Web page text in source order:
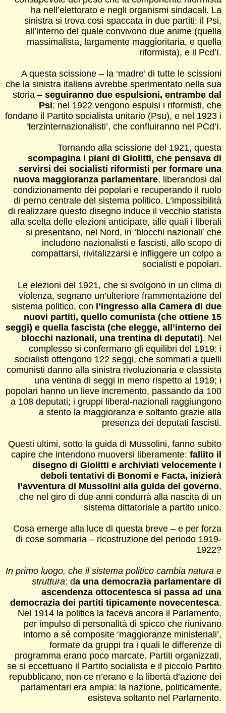
ha nell’elettorato e negli organismi sindacali. La
sinistra si trova così spaccata in due partiti: il Psi,
all’interno del quale convivono due anime (quella
massimalista, largamente maggioritaria, e quella
riformista), e il Pcd’I.
A questa scissione – la ‘madre’ di tutte le scissioni
che la sinistra italiana avrebbe sperimentato nella sua
storia –seguiranno due espulsioni, entrambe dal
Psi: nel 1922 vengono espulsi i riformisti, che
fondano il Partito socialista unitario (Psu), e nel 1923 i
‘terzinternazionalisti’, che confluiranno nel PCd’I.
Tornando alla scissione del 1921, questa
scompagina i piani di Giolitti, che pensava di
servirsi dei socialisti riformisti per formare una
nuova maggioranza parlamentare, liberandosi dal
condizionamento dei popolari e recuperando il ruolo
di perno centrale del sistema politico. L’impossibilità
di realizzare questo disegno induce il vecchio statista
alla scelta delle elezioni anticipate, alle quali i liberali
si presentano, nel Nord, in ‘blocchi nazionali’ che
includono nazionalisti e fascisti, allo scopo di
compattarsi, rivitalizzarsi e infliggere un colpo a
socialisti e popolari.
Le elezioni del 1921, che si svolgono in un clima di
violenza, segnano un’ulteriore frammentazione del
sistema politico, con l’ingresso alla Camera di due
nuovi partiti, quello comunista (che ottiene 15
seggi) e quella fascista (che elegge, all’interno dei
blocchi nazionali, una trentina di deputati). Nel
complesso si confermano gli equilibri del 1919: i
socialisti ottengono 122 seggi, che sommati a quelli
comunisti danno alla sinistra rivoluzionaria e classista
una ventina di seggi in meno rispetto al 1919; i
popolari hanno un lieve incremento, passando da 100
a 108 deputati; i gruppi liberal-nazionali raggiungono
a stento la maggioranza e soltanto grazie alla
presenza dei deputati fascisti.
Questi ultimi, sotto la guida di Mussolini, fanno subito
capire che intendono muoversi liberamente:fallito il
disegno di Giolitti e archiviati velocemente i
deboli tentativi di Bonomi e Facta, inizierà
l’avventura di Mussolini alla guida del governo,
che nel giro di due anni condurrà alla nascita di un
sistema dittatoriale a partito unico.
Cosa emerge alla luce di questa breve – e per forza
di cose sommaria – ricostruzione del periodo 1919-
1922?
In primo luogo, che il sistema politico cambia natura e
struttura: da una democrazia parlamentare di
ascendenza ottocentesca si passa ad una
democrazia dei partiti tipicamente novecentesca.
Nel 1914 la politica la faceva ancora il Parlamento,
per impulso di personalità di spicco che riunivano
intorno a sé composite ‘maggioranze ministeriali’,
formate da gruppi tra i quali le differenze di
programma erano poco marcate. Partiti organizzati,
se si eccettuano il Partito socialista e il piccolo Partito
repubblicano, non ce n’erano e la libertà d’azione dei
parlamentari era ampia: la nazione, politicamente,
esisteva soltanto nel Parlamento.